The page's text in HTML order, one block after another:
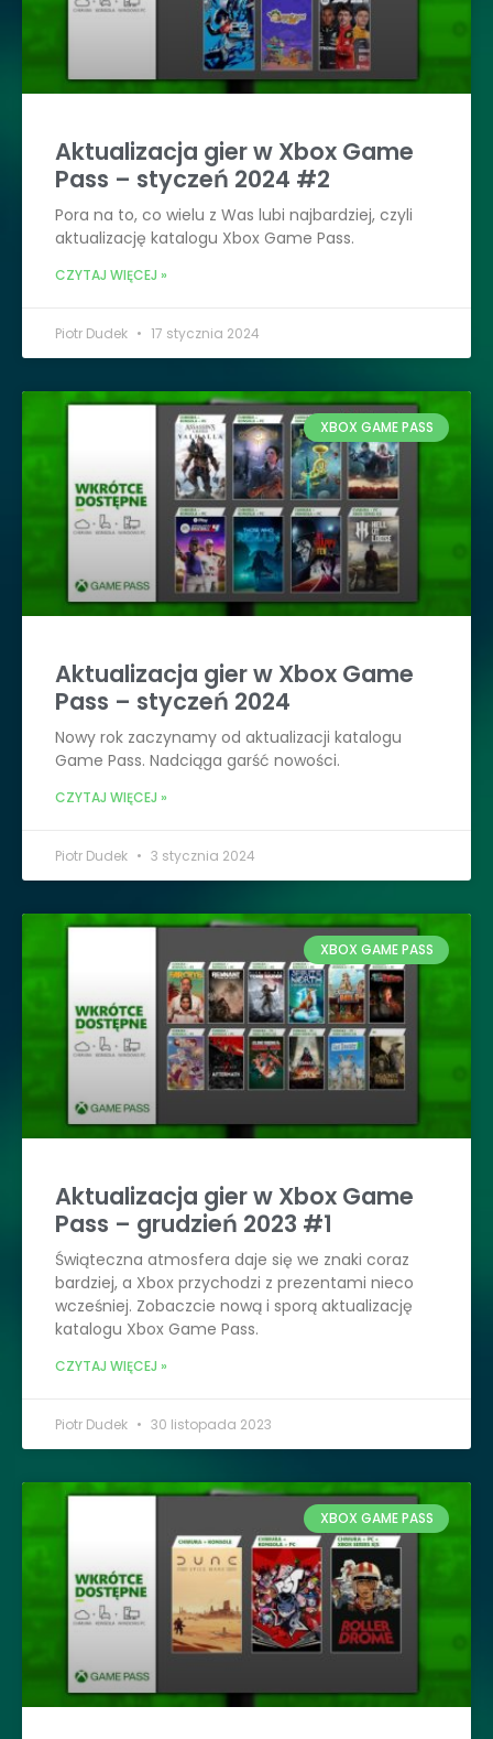
Aktualizacja gier w Xbox Game
Pass – styczeń 2024 #2
Pora na to, co wielu z Was lubi najbardziej, czyli
aktualizację katalogu Xbox Game Pass.
CZYTAJ WIĘCEJ »
Piotr Dudek 17 stycznia 2024
XBOX GAME PASS
Aktualizacja gier w Xbox Game
Pass – styczeń 2024
Nowy rok zaczynamy od aktualizacji katalogu
Game Pass. Nadciąga garść nowości.
CZYTAJ WIĘCEJ »
Piotr Dudek 3 stycznia 2024
XBOX GAME PASS
Aktualizacja gier w Xbox Game
Pass – grudzień 2023 #1
Świąteczna atmosfera daje się we znaki coraz
bardziej, a Xbox przychodzi z prezentami nieco
wcześniej. Zobaczcie nową i sporą aktualizację
katalogu Xbox Game Pass.
CZYTAJ WIĘCEJ »
Piotr Dudek 30 listopada 2023
XBOX GAME PASS